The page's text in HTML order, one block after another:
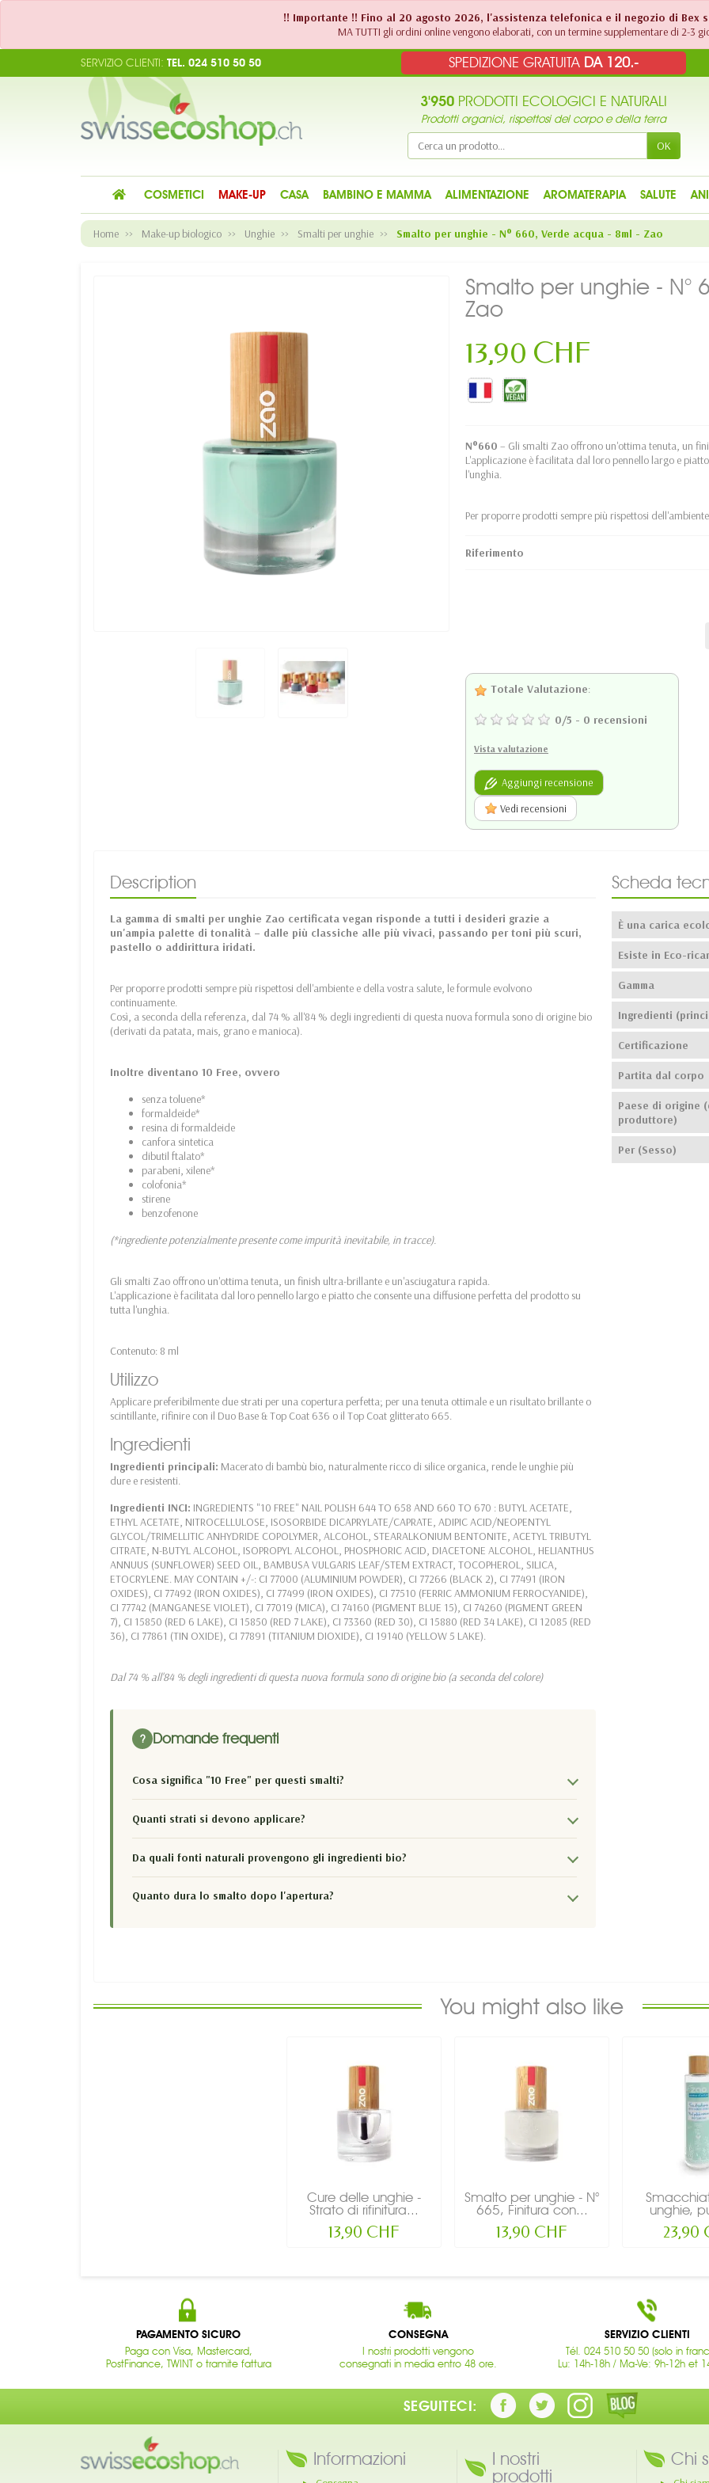
!! Importante !! Fino al 20 agosto 2026, l'assistenza telefonica e il negozio di Bex
MA TUTTI gli ordini online vengono elaborati, con un termine supplementare di 2-3
SPEDIZIONE GRATUITA DA 120.-
SERVIZIO CLIENTI: TEL. 024 510 50 50
3'950 PRODOTTI ECOLOGICI E NATURALI
Prodotti organici, rispettosi del corpo e della terra
OK
COSMETICI MAKE-UP CASA BAMBINO E MAMMA ALIMENTAZIONE AROMATERAPIA SALUTE
Home Make-up biologico Unghie Smalti per unghie Smalto per unghie - N° 660, Verde acqua - 8ml - Zao
Smalto per unghie - N°
Zao
13,90 CHF
N°660 – Gli smalti Zao offrono un'ottima tenuta, un
L'applicazione è facilitata dal loro pennello largo e
l'unghia.
Per proporre prodotti sempre più rispettosi
Riferimento
Totale Valutazione:
0/5 - 0 recensioni
Vista valutazione
Aggiungi recensione
Vedi recensioni
Description
La gamma di smalti per unghie Zao certificata vegan risponde a tutti i desideri grazie a
un'ampia palette di tonalità – dalle più classiche alle più vivaci, passando per toni più scuri,
pastello o addirittura iridati.
Per proporre prodotti sempre più rispettosi dell'ambiente e della vostra salute, le formule evolvono
continuamente.
Così, a seconda della referenza, dal 74 % all'84 % degli ingredienti di questa nuova formula sono di origine bio
(derivati da patata, mais, grano e manioca).
Inoltre diventano 10 Free, ovvero
senza toluene*
formaldeide*
resina di formaldeide
canfora sintetica
dibutil ftalato*
parabeni, xilene*
colofonia*
stirene
benzofenone
(*ingrediente potenzialmente presente come impurità inevitabile, in tracce).
Gli smalti Zao offrono un'ottima tenuta, un finish ultra-brillante e un'asciugatura rapida.
L'applicazione è facilitata dal loro pennello largo e piatto che consente una diffusione perfetta del prodotto su
tutta l'unghia.
Contenuto: 8 ml
Utilizzo
Applicare preferibilmente due strati per una copertura perfetta; per una tenuta ottimale e un risultato brillante o
scintillante, rifinire con il Duo Base & Top Coat 636 o il Top Coat glitterato 665.
Ingredienti
Ingredienti principali: Macerato di bambù bio, naturalmente ricco di silice organica, rende le unghie più
dure e resistenti.
Ingredienti INCI: INGREDIENTS "10 FREE" NAIL POLISH 644 TO 658 AND 660 TO 670 : BUTYL ACETATE,
ETHYL ACETATE, NITROCELLULOSE, ISOSORBIDE DICAPRYLATE/CAPRATE, ADIPIC ACID/NEOPENTYL
GLYCOL/TRIMELLITIC ANHYDRIDE COPOLYMER, ALCOHOL, STEARALKONIUM BENTONITE, ACETYL TRIBUTYL
CITRATE, N-BUTYL ALCOHOL, ISOPROPYL ALCOHOL, PHOSPHORIC ACID, DIACETONE ALCOHOL, HELIANTHUS
ANNUUS (SUNFLOWER) SEED OIL, BAMBUSA VULGARIS LEAF/STEM EXTRACT, TOCOPHEROL, SILICA,
ETOCRYLENE. MAY CONTAIN +/-: CI 77000 (ALUMINIUM POWDER), CI 77266 (BLACK 2), CI 77491 (IRON
OXIDES), CI 77492 (IRON OXIDES), CI 77499 (IRON OXIDES), CI 77510 (FERRIC AMMONIUM FERROCYANIDE),
CI 77742 (MANGANESE VIOLET), CI 77019 (MICA), CI 74160 (PIGMENT BLUE 15), CI 74260 (PIGMENT GREEN
7), CI 15850 (RED 6 LAKE), CI 15850 (RED 7 LAKE), CI 73360 (RED 30), CI 15880 (RED 34 LAKE), CI 12085 (RED
36), CI 77861 (TIN OXIDE), CI 77891 (TITANIUM DIOXIDE), CI 19140 (YELLOW 5 LAKE).
Dal 74 % all'84 % degli ingredienti di questa nuova formula sono di origine bio (a seconda del colore)
? Domande frequenti
Cosa significa "10 Free" per questi smalti?
Quanti strati si devono applicare?
Da quali fonti naturali provengono gli ingredienti bio?
Quanto dura lo smalto dopo l'apertura?
Scheda
È una carica
Esiste in Eco-
Gamma
Ingredienti
Certificazione
Partita dal corpo
Paese di origine
produttore)
Per (Sesso)
You might also like
Cure delle unghie -
Strato di rifinitura...
13,90 CHF
Smalto per unghie - N°
665, Finitura con...
13,90 CHF
unghie,
23,90
PAGAMENTO SICURO
Paga con Visa, Mastercard,
PostFinance, TWINT o tramite fattura
CONSEGNA
I nostri prodotti vengono
consegnati in media entro 48 ore.
SERVIZIO CLIENTI
Tél. 024 510 50 50 (solo in
Lu: 14h-18h / Ma-Ve: 9h-12h et
SEGUITECI:
Informazioni I nostri
prodotti
Chi